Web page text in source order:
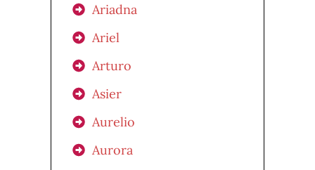
Ariadna
Ariel
Arturo
Asier
Aurelio
Aurora